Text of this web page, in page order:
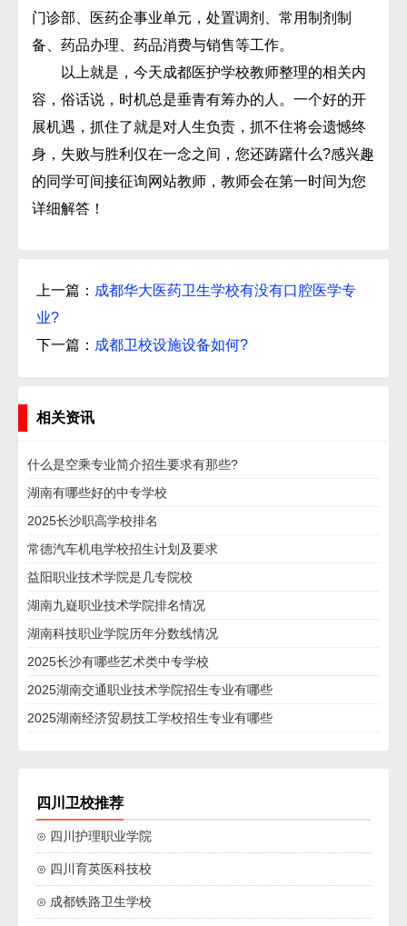
门诊部、医药企事业单元，处置调剂、常用制剂制
备、药品办理、药品消费与销售等工作。
以上就是，今天成都医护学校教师整理的相关内
容，俗话说，时机总是垂青有筹办的人。一个好的开
展机遇，抓住了就是对人生负责，抓不住将会遗憾终
身，失败与胜利仅在一念之间，您还踌躇什么?感兴趣
的同学可间接征询网站教师，教师会在第一时间为您
详细解答！
上一篇： 成都华大医药卫生学校有没有口腔医学专
业?
下一篇： 成都卫校设施设备如何?
相关资讯
什么是空乘专业简介招生要求有那些?
湖南有哪些好的中专学校
2025长沙职高学校排名
常德汽车机电学校招生计划及要求
益阳职业技术学院是几专院校
湖南九嶷职业技术学院排名情况
湖南科技职业学院历年分数线情况
2025长沙有哪些艺术类中专学校
2025湖南交通职业技术学院招生专业有哪些
2025湖南经济贸易技工学校招生专业有哪些
四川卫校推荐
⊙ 四川护理职业学院
⊙ 四川育英医科技校
⊙ 成都铁路卫生学校